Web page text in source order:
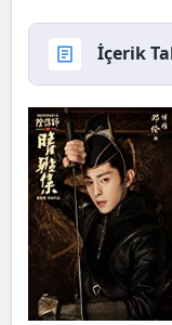
İçerik
Yin Yang
Hakkında,
Yin Yang
Oyuncuları